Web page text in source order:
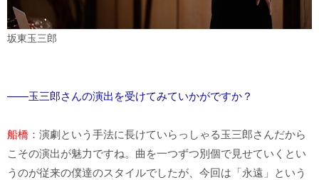
坂東玉三郎
――玉三郎さんの演出を受けてみていかがですか？
船橋 ：演劇という手法に長けていらっしゃる玉三郎さんだから
こその演出が魅力ですね。曲を一つずつ別個で見せていくとい
うのが従来の僕達のスタイルでしたが、今回は「永遠」という